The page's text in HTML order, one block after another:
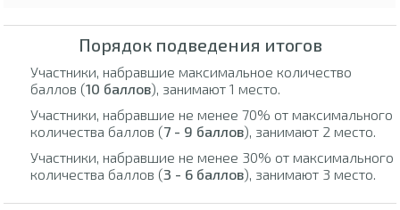
Порядок подведения итогов
Участники, набравшие максимальное количество
баллов (10 баллов), занимают 1 место.
Участники, набравшие не менее 70% от максимального
количества баллов (7 - 9 баллов), занимают 2 место.
Участники, набравшие не менее 30% от максимального
количества баллов (3 - 6 баллов), занимают 3 место.